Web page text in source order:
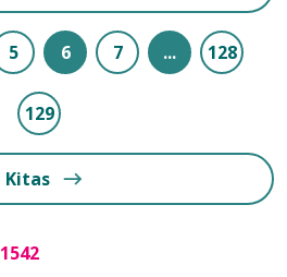
5 6 7 ... 128
129
Kitas
1542